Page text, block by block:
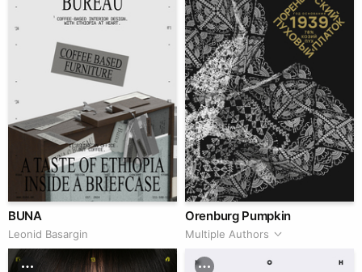
BUNA
Leonid Basargin
Orenburg Pumpkin
Multiple Authors